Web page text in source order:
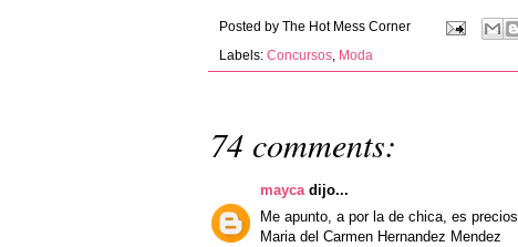
Posted by The Hot Mess Corner
Labels: Concursos Moda
74 comments:
mayca dijo...
Me apunto, a por la de chica, es
Maria del Carmen Hernandez Mendez